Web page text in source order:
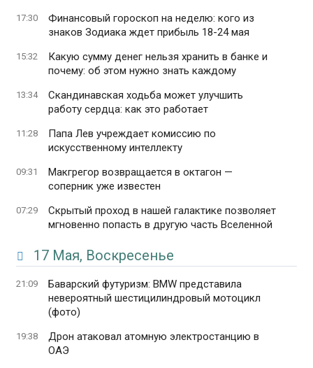
17:30
Финансовый гороскоп на неделю: кого из
знаков Зодиака ждет прибыль 18-24 мая
15:32
Какую сумму денег нельзя хранить в банке и
почему: об этом нужно знать каждому
13:34
Скандинавская ходьба может улучшить
работу сердца: как это работает
11:28
Папа Лев учреждает комиссию по
искусственному интеллекту
09:31
Макгрегор возвращается в октагон —
соперник уже известен
07:29
Скрытый проход в нашей галактике позволяет
мгновенно попасть в другую часть Вселенной
17 Мая, Воскресенье
21:09
Баварский футуризм: BMW представила
невероятный шестицилиндровый мотоцикл
(фото)
19:38
Дрон атаковал атомную электростанцию в
ОАЭ